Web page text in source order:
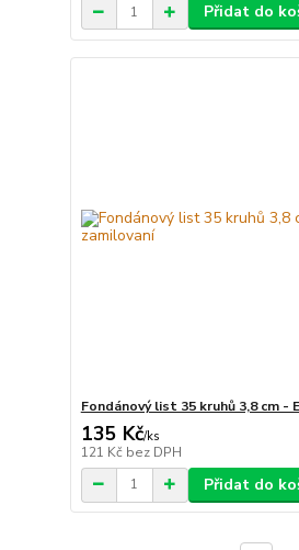
Přidat do
Fondánový list 35 kruhů 3,8 cm -
135 Kč/ks
121 Kč bez DPH
Přidat do